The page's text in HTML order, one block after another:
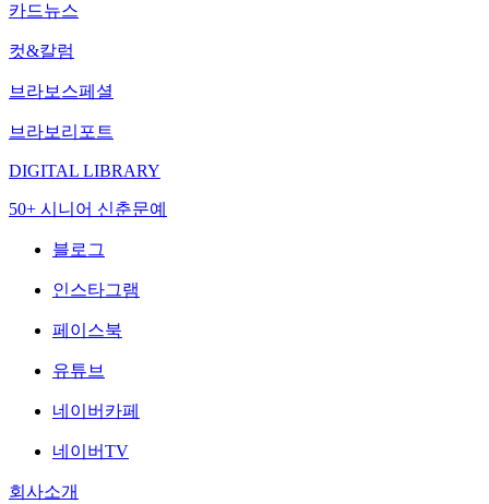
카드뉴스
컷&칼럼
브라보스페셜
브라보리포트
DIGITAL LIBRARY
50+ 시니어 신춘문예
블로그
인스타그램
페이스북
유튜브
네이버카페
네이버TV
회사소개